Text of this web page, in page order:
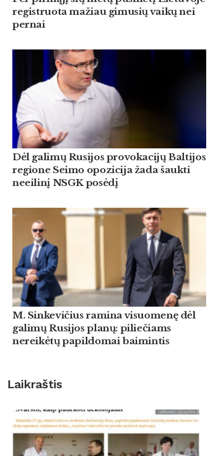
registruota mažiau gimusių vaikų nei
pernai
Dėl galimų Rusijos provokacijų Baltijos
regione Seimo opozicija žada šaukti
neeilinį NSGK posėdį
M. Sinkevičius ramina visuomenę dėl
galimų Rusijos planų: piliečiams
nereikėtų papildomai baimintis
Laikraštis